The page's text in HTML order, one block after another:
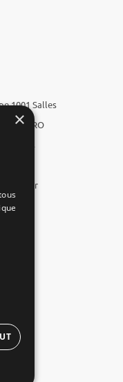
1001 Salles
Salles PRO
Traiteurs
×